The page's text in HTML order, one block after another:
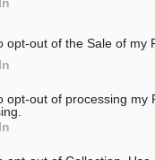
opt-out of the Sale of my
opt-out of processing my
που παραχωρεί η
σύμβασης